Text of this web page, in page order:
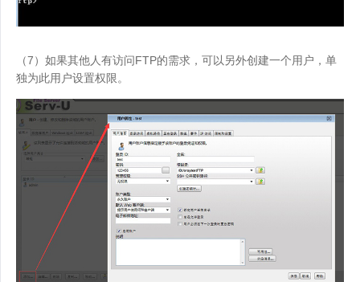
（7）如果其他人有访问FTP的需求，可以另外创建一个用户，单
独为此用户设置权限。